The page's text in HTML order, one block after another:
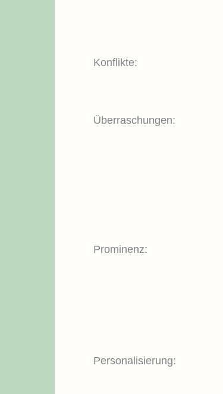
Konflikte:
Überraschungen:
Prominenz:
Personalisierung: